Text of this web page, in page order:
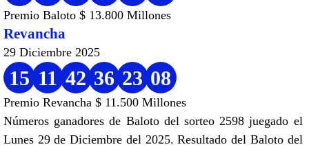
Premio Baloto $ 13.800 Millones
Revancha
29 Diciembre 2025
15 11 42 36 23 08
Premio Revancha $ 11.500 Millones
Números ganadores de Baloto del sorteo 2598 juegado el
Lunes 29 de Diciembre del 2025. Resultado del Baloto del